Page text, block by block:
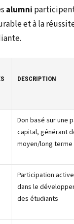
alumni
et à la
DESCRIPTION
Don basé sur une
capital, générant
moyen/long terme
Participation
dans le
des étudiants